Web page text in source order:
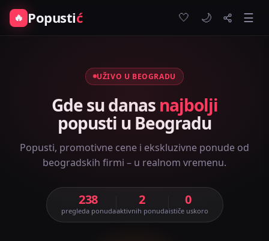
🔥 Popustić 🤍 🌙 ☰
UŽIVO U BEOGRADU
Gde su danas najbolji
popusti u Beogradu
Popusti, promotivne cene i ekskluzivne ponude od
beogradskih firmi – u realnom vremenu.
238
pregleda ponuda
2
aktivnih ponuda
0
ističe uskoro